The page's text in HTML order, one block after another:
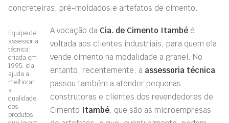
concreteiras, pré-moldados e artefatos de cimento.
Equipe de
assessoria
técnica:
criada em
1995, ela
ajuda a
melhorar
a
qualidade
dos
produtos
A vocação da Cia. de Cimento Itambé é
voltada aos clientes industriais, para quem ela
vende cimento na modalidade a granel. No
entanto, recentemente, a assessoria técnica
passou também a atender pequenas
construtoras e clientes dos revendedores de
Cimento Itambé, que são as microempresas